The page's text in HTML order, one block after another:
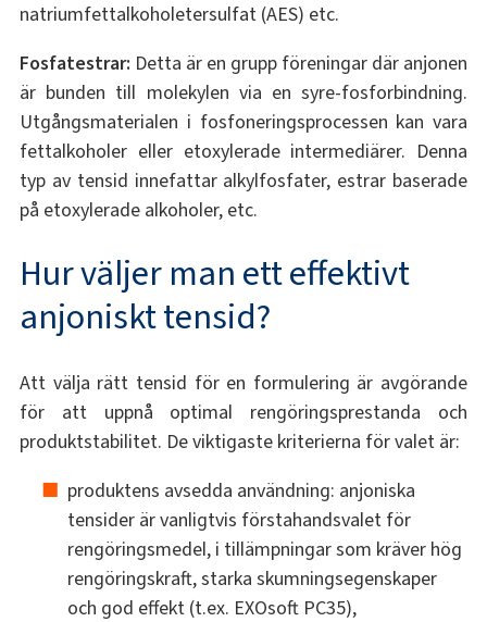
natriumfettalkoholetersulfat (AES) etc.
Fosfatestrar: Detta är en grupp föreningar där anjonen
är bunden till molekylen via en syre-fosforbindning.
Utgångsmaterialen i fosfoneringsprocessen kan vara
fettalkoholer eller etoxylerade intermediärer. Denna
typ av tensid innefattar alkylfosfater, estrar baserade
på etoxylerade alkoholer, etc.
Hur väljer man ett effektivt
anjoniskt tensid?
Att välja rätt tensid för en formulering är avgörande
för att uppnå optimal rengöringsprestanda och
produktstabilitet. De viktigaste kriterierna för valet är:
produktens avsedda användning: anjoniska
tensider är vanligtvis förstahandsvalet för
rengöringsmedel, i tillämpningar som kräver hög
rengöringskraft, starka skumningsegenskaper
och god effekt (t.ex. EXOsoft PC35),